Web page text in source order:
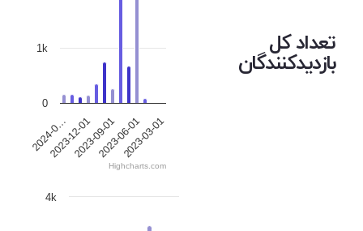
تعداد کل
بازدیدکنندگان
2024-0…
2023-12-012023-09-012023-06-012023-03-01
0
1k
Highcharts.com
4k